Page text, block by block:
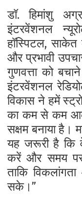
डॉ. हिमांशु
इंटरवेंशनल
हॉस्पिटल,
और प्रभावी
गुणवत्ता को
इंटरवेंशनल
विकास ने हमें
का कम से कम
सक्षम बनाया है।
यह जरूरी है कि
करें और समय पर
ताकि
सके।”